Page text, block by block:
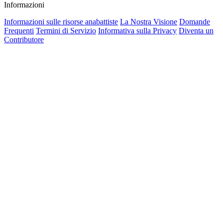
Informazioni
Informazioni sulle risorse anabattiste La Nostra Visione Domande
Frequenti Termini di Servizio Informativa sulla Privacy Diventa un
Contributore